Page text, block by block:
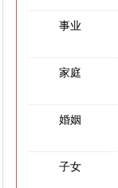
事业
家庭
婚姻
子女